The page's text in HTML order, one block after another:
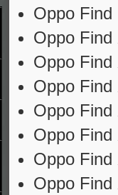
Oppo Find
Oppo Find
Oppo Find
Oppo Find
Oppo Find
Oppo Find
Oppo Find
Oppo Find